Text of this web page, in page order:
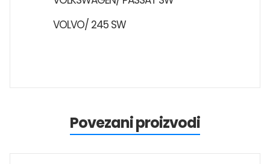
VOLVO/ 245 SW
Povezani proizvodi